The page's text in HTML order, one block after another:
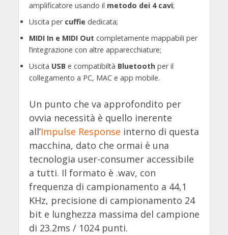
amplificatore usando il metodo dei 4 cavi;
Uscita per cuffie dedicata;
MIDI In e MIDI Out completamente mappabili per
l’integrazione con altre apparecchiature;
Uscita USBe compatibiltà Bluetoothper il
collegamento a PC, MAC e app mobile.
Un punto che va approfondito per
ovvia necessità è quello inerente
all’Impulse Response interno di questa
macchina, dato che ormai è una
tecnologia user-consumer accessibile
a tutti. Il formato è .wav, con
frequenza di campionamento a 44,1
KHz, precisione di campionamento 24
bit e lunghezza massima del campione
di 23.2ms / 1024 punti.